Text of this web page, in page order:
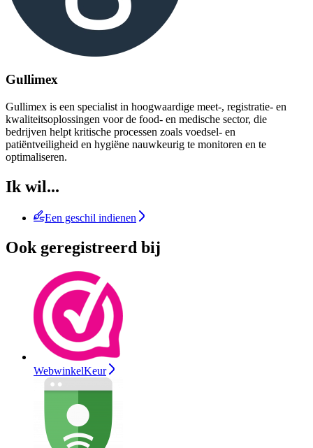
Gullimex
Gullimex is een specialist in hoogwaardige meet-, registratie- en
kwaliteitsoplossingen voor de food- en medische sector, die
bedrijven helpt kritische processen zoals voedsel- en
patiëntveiligheid en hygiëne nauwkeurig te monitoren en te
optimaliseren.
Ik wil...
Een geschil indienen
Ook geregistreerd bij
WebwinkelKeur